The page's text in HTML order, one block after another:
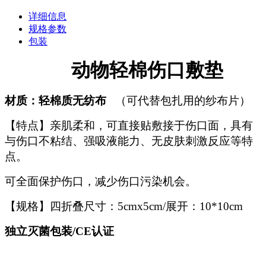
详细信息
规格参数
包装
动物轻棉伤口敷垫
材质：轻棉质无纺布
（可代替包扎用的纱布片）
【特点】亲肌柔和，可直接贴敷接于伤口面，具有
与伤口不粘结、强吸液能力、无皮肤刺激反应等特
点。
可全面保护伤口，减少伤口污染机会。
【规格】四折叠尺寸：5cmx5cm/展开：10*10cm
独立灭菌包装/CE认证